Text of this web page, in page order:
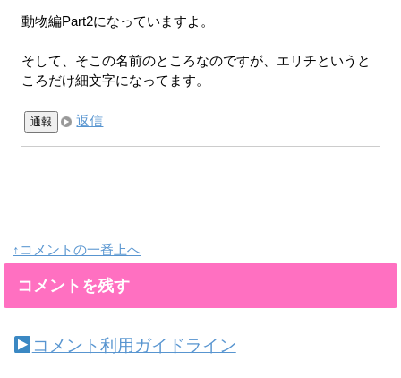
動物編Part2になっていますよ。
そして、そこの名前のところなのですが、エリチというと
ころだけ細文字になってます。
通報 返信
↑コメントの一番上へ
コメントを残す
コメント利用ガイドライン